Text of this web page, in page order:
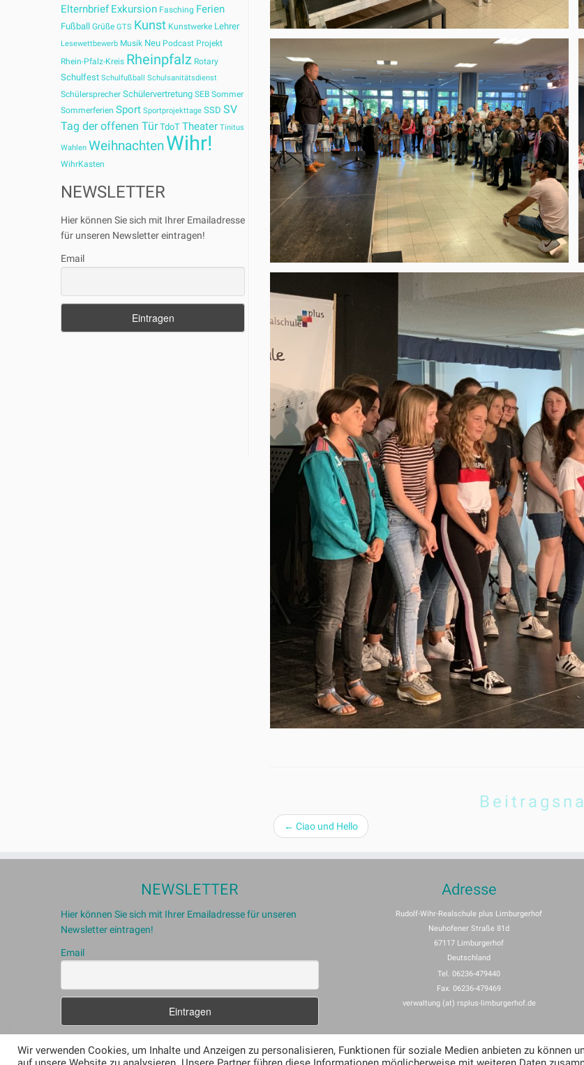
Elternbrief Exkursion Fasching Ferien
Fußball Grüße GTS Kunst Kunstwerke Lehrer
Lesewettbewerb Musik Neu Podcast Projekt
Rhein-Pfalz-Kreis Rheinpfalz Rotary
Schulfest Schulfußball Schulsanitätsdienst
Schülersprecher Schülervertretung SEB Sommer
Sommerferien Sport Sportprojekttage SSD SV
Tag der offenen Tür TdoT Theater Tinitus
Wahlen WeihnachtenWihr!
WihrKasten
NEWSLETTER
Hier können Sie sich mit Ihrer Emailadresse
für unseren Newsletter eintragen!
Email
← Ciao und Hello
NEWSLETTER
Hier können Sie sich mit Ihrer Emailadresse für unseren
Newsletter eintragen!
Email
Adresse
Rudolf-Wihr-Realschule plus Limburgerhof
Neuhofener Straße 81d
67117 Limburgerhof
Deutschland
Tel. 06236-479440
Fax. 06236-479469
verwaltung (at) rsplus-limburgerhof.de
Wir verwenden Cookies, um Inhalte und Anzeigen zu personalisieren, Funktionen für soziale Medien anbieten zu können